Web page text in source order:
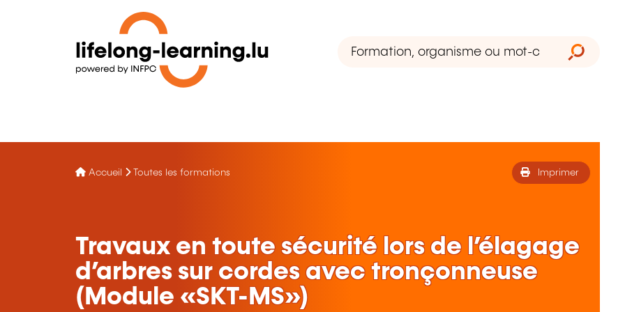
Accueil Toutes les formations Imprimer
Travaux en toute sécurité lors de l’élagage
d’arbres sur cordes avec tronçonneuse
(Module «SKT-MS»)